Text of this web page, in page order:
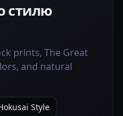
стилю
prints, The Great
and natural
Style